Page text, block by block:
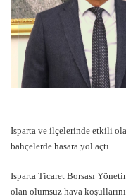
Isparta ve ilçelerinde etkili
bahçelerde hasara yol açtı.
Isparta Ticaret Borsası
olan olumsuz hava